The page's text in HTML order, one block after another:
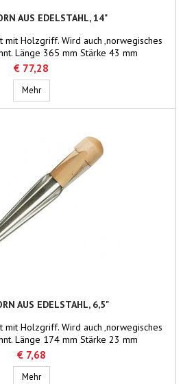
AUS EDELSTAHL, 14"
Holzgriff. Wird auch ‚norwegisches
Länge 365 mm Stärke 43 mm
€ 77,28
MehrSpleisshorn aus Edelstahl, 14"
AUS EDELSTAHL, 6,5"
Holzgriff. Wird auch ‚norwegisches
Länge 174 mm Stärke 23 mm
€ 7,68
MehrSpleisshorn aus Edelstahl, 6,5"